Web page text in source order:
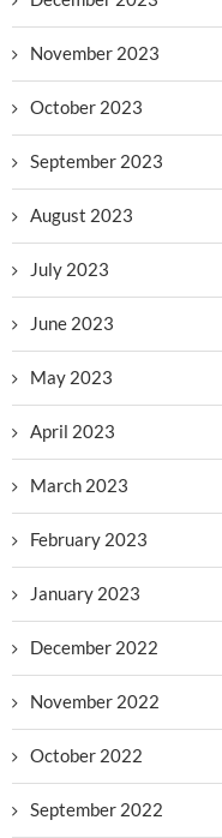
November 2023
October 2023
September 2023
August 2023
July 2023
June 2023
May 2023
April 2023
March 2023
February 2023
January 2023
December 2022
November 2022
October 2022
September 2022